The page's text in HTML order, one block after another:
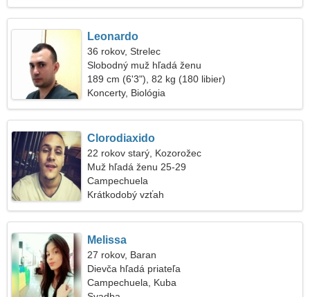
Leonardo
36 rokov, Strelec
Slobodný muž hľadá ženu
189 cm (6'3"), 82 kg (180 libier)
Koncerty, Biológia
Clorodiaxido
22 rokov starý, Kozorožec
Muž hľadá ženu 25-29
Campechuela
Krátkodobý vzťah
Melissa
27 rokov, Baran
Dievča hľadá priateľa
Campechuela, Kuba